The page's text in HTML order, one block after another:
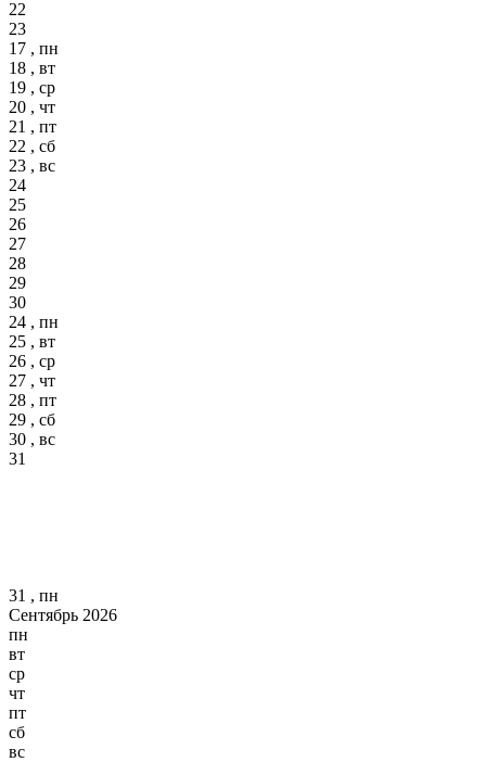
22
23
17 , пн
18 , вт
19 , ср
20 , чт
21 , пт
22 , сб
23 , вс
24
25
26
27
28
29
30
24 , пн
25 , вт
26 , ср
27 , чт
28 , пт
29 , сб
30 , вс
31
31 , пн
Сентябрь 2026
пн
вт
ср
чт
пт
сб
вс